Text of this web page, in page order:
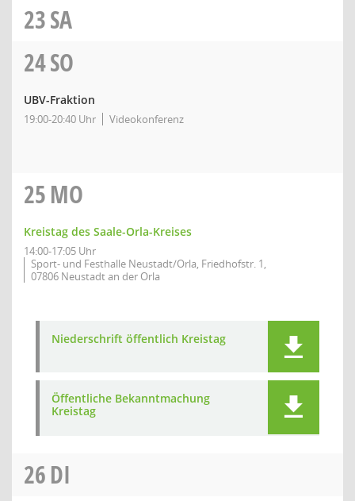
23SA
24SO
UBV-Fraktion
19:00-20:40 Uhr Videokonferenz
25MO
Kreistag des Saale-Orla-Kreises
14:00-17:05 Uhr
Sport- und Festhalle Neustadt/Orla, Friedhofstr. 1,
07806 Neustadt an der Orla
Niederschrift öffentlich Kreistag
Öffentliche Bekanntmachung
Kreistag
26DI